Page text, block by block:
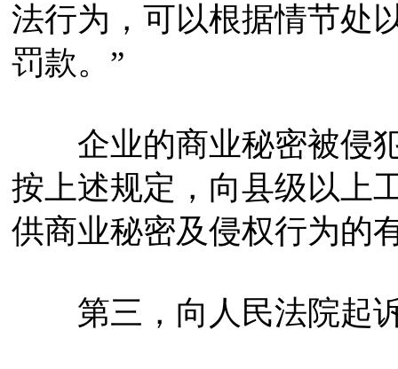
法行为，可以根据情节处
罚款。”
企业的商业秘密被侵犯
按上述规定，向县级以上
供商业秘密及侵权行为的
第三，向人民法院起